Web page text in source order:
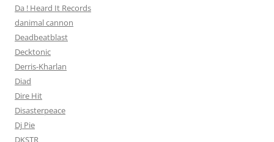
Da ! Heard It Records
danimal cannon
Deadbeatblast
Decktonic
Derris-Kharlan
Diad
Dire Hit
Disasterpeace
Dj Pie
DKSTR